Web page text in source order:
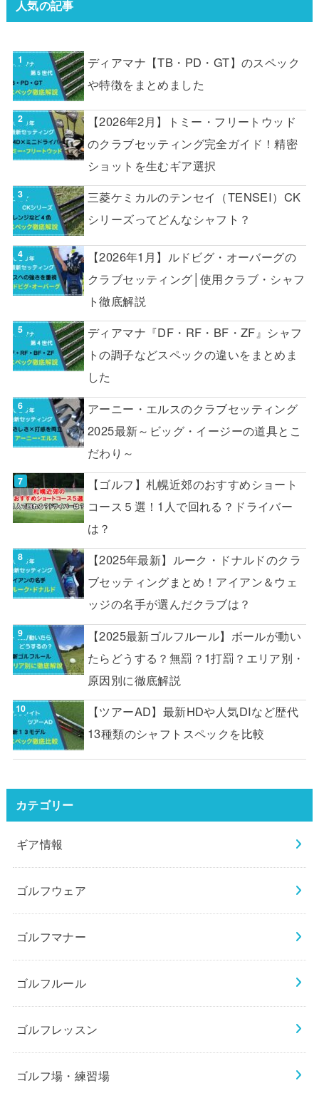
人気の記事
ディアマナ【TB・PD・GT】のスペック
や特徴をまとめました
【2026年2月】トミー・フリートウッド
のクラブセッティング完全ガイド！精密
ショットを生むギア選択
三菱ケミカルのテンセイ（TENSEI）CK
シリーズってどんなシャフト？
【2026年1月】ルドビグ・オーバーグの
クラブセッティング│使用クラブ・シャフ
ト徹底解説
ディアマナ『DF・RF・BF・ZF』シャフ
トの調子などスペックの違いをまとめま
した
アーニー・エルスのクラブセッティング
2025最新～ビッグ・イージーの道具とこ
だわり～
【ゴルフ】札幌近郊のおすすめショート
コース５選！1人で回れる？ドライバー
は？
【2025年最新】ルーク・ドナルドのクラ
ブセッティングまとめ！アイアン＆ウェ
ッジの名手が選んだクラブは？
【2025最新ゴルフルール】ボールが動い
たらどうする？無罰？1打罰？エリア別・
原因別に徹底解説
【ツアーAD】最新HDや人気DIなど歴代
13種類のシャフトスペックを比較
カテゴリー
ギア情報
ゴルフウェア
ゴルフマナー
ゴルフルール
ゴルフレッスン
ゴルフ場・練習場